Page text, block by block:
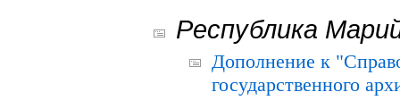
Республика
Дополнение к
государственного